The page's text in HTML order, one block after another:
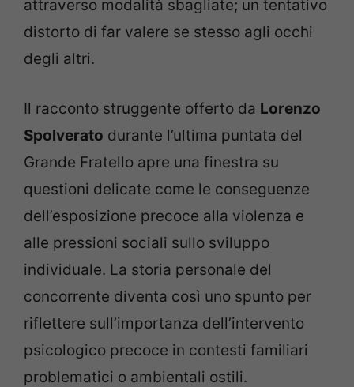
attraverso modalità sbagliate; un tentativo
distorto di far valere se stesso agli occhi
degli altri.
Il racconto struggente offerto da Lorenzo
Spolverato durante l’ultima puntata del
Grande Fratello apre una finestra su
questioni delicate come le conseguenze
dell’esposizione precoce alla violenza e
alle pressioni sociali sullo sviluppo
individuale. La storia personale del
concorrente diventa così uno spunto per
riflettere sull’importanza dell’intervento
psicologico precoce in contesti familiari
problematici o ambientali ostili.